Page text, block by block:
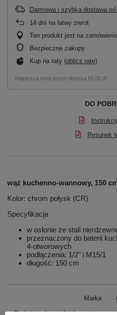
Darmowa i szybka dostawa od
14 dni na łatwy zwrot
Ten produkt jest na
Bezpieczne zakupy
Kup na raty (oblicz ratę)
Najniższa cena przed obniżką 85,00 zł
DO
Rysunek
wąż kuchenno-wannowy, 150
Kolor: chrom połysk (CR)
Specyfikacja
w osłonie ze stali
przeznaczony do baterii
4-otworowych
podłączenia: 1/2" i M15/1
długość: 150 cm
Marka
Podmiot odpowiedzialny za ten